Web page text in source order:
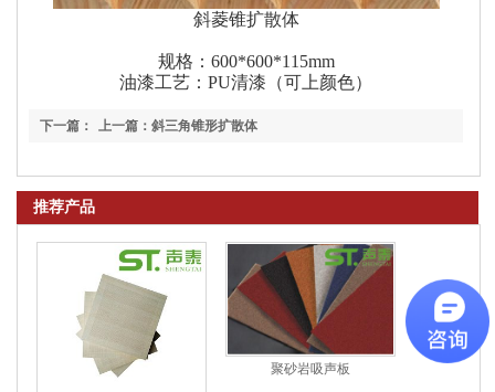
斜菱锥扩散体
规格：600*600*115mm
油漆工艺：PU清漆（可上颜色）
上一篇：斜三角锥形扩散体
下一篇：
推荐产品
聚砂岩吸声板